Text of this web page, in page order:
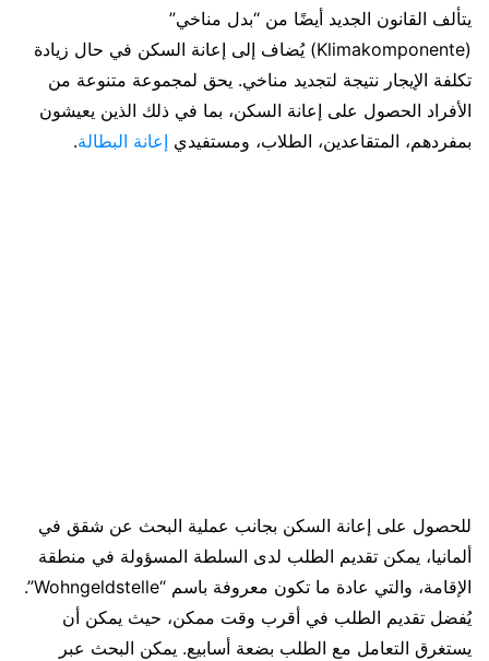
يتألف القانون الجديد أيضًا من “بدل مناخي”
(Klimakomponente) يُضاف إلى إعانة السكن في حال زيادة
تكلفة الإيجار نتيجة لتجديد مناخي. يحق لمجموعة متنوعة من
الأفراد الحصول على إعانة السكن، بما في ذلك الذين يعيشون
بمفردهم، المتقاعدين، الطلاب، ومستفيدي إعانة البطالة.
للحصول على إعانة السكن بجانب عملية البحث عن شقق في
ألمانيا، يمكن تقديم الطلب لدى السلطة المسؤولة في منطقة
الإقامة، والتي عادة ما تكون معروفة باسم “Wohngeldstelle”.
يُفضل تقديم الطلب في أقرب وقت ممكن، حيث يمكن أن
يستغرق التعامل مع الطلب بضعة أسابيع. يمكن البحث عبر